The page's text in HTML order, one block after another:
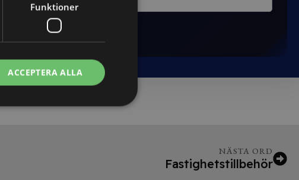
NÄSTA ORD
Fastighetstillbehör
Funktioner
ACCEPTERA ALLA